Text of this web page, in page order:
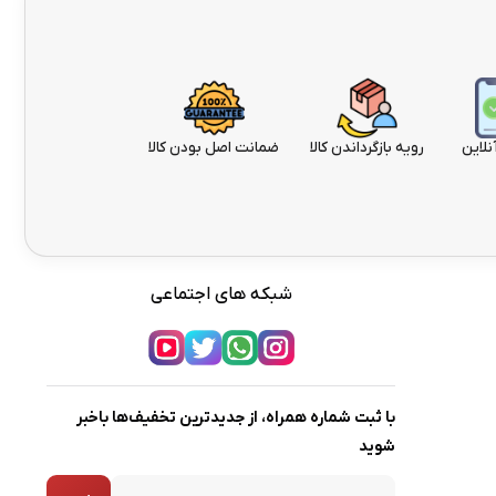
رویه بازگرداندن کالا ضمانت اصل بودن کالا
شبکه های اجتماعی
با ثبت شماره همراه، از جدیدترین تخفیف‌ها باخبر
شوید